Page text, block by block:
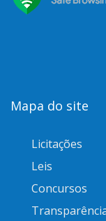
Mapa do site
Licitações
Leis
Concursos